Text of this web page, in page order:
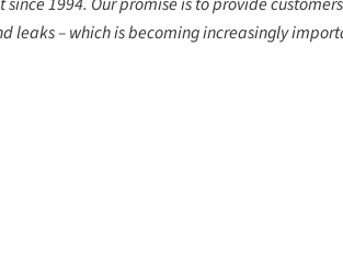
leaks – which is becoming increasingly